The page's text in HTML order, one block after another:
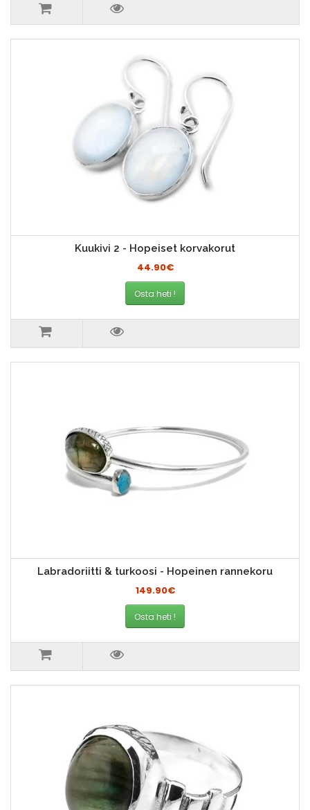
Kuukivi 2 - Hopeiset korvakorut
44.90€
Osta heti !
Labradoriitti & turkoosi - Hopeinen rannekoru
149.90€
Osta heti !